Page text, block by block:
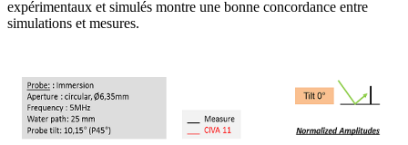
expérimentaux et simulés montre une bonne concordance entre
simulations et mesures.